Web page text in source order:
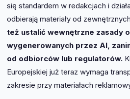
się standardem w redakcjach i
odbierają materiały od
też ustalić wewnętrzne zasady
wygenerowanych przez AI,
od odbiorców lub regulatorów.
Europejskiej już teraz wymaga
zakresie przy materiałach